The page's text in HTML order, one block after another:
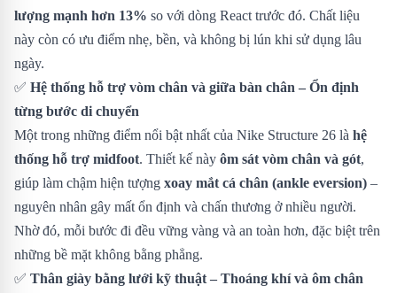
lượng mạnh hơn 13% so với dòng React trước đó. Chất liệu
này còn có ưu điểm nhẹ, bền, và không bị lún khi sử dụng lâu
ngày.
✅ Hệ thống hỗ trợ vòm chân và giữa bàn chân – Ổn định
từng bước di chuyển
Một trong những điểm nổi bật nhất của Nike Structure 26 là hệ
thống hỗ trợ midfoot. Thiết kế này ôm sát vòm chân và gót,
giúp làm chậm hiện tượng xoay mắt cá chân (ankle eversion) –
nguyên nhân gây mất ổn định và chấn thương ở nhiều người.
Nhờ đó, mỗi bước đi đều vững vàng và an toàn hơn, đặc biệt trên
những bề mặt không bằng phẳng.
✅ Thân giày bằng lưới kỹ thuật – Thoáng khí và ôm chân